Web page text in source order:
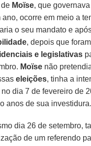
Moïse, que
ano, ocorre em meio a
o seu mandato e
, depois que
e legislativas
Moïse não
eleições, tinha a
dia 7 de fevereiro de
anos de sua investidura.
dia 26 de setembro,
de um referendo